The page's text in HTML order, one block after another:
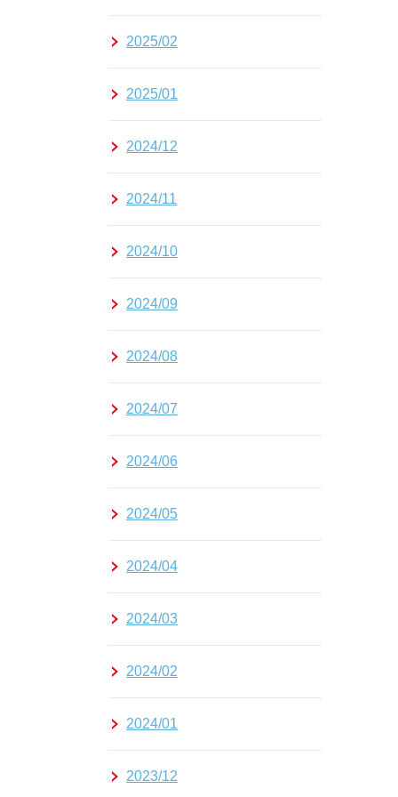
2025/02
2025/01
2024/12
2024/11
2024/10
2024/09
2024/08
2024/07
2024/06
2024/05
2024/04
2024/03
2024/02
2024/01
2023/12